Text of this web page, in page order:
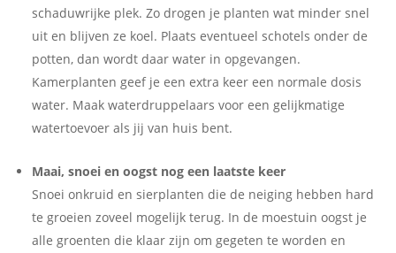
schaduwrijke plek. Zo drogen je planten wat minder snel
uit en blijven ze koel. Plaats eventueel schotels onder de
potten, dan wordt daar water in opgevangen.
Kamerplanten geef je een extra keer een normale dosis
water. Maak waterdruppelaars voor een gelijkmatige
watertoevoer als jij van huis bent.
Maai, snoei en oogst nog een laatste keer
Snoei onkruid en sierplanten die de neiging hebben hard
te groeien zoveel mogelijk terug. In de moestuin oogst je
alle groenten die klaar zijn om gegeten te worden en